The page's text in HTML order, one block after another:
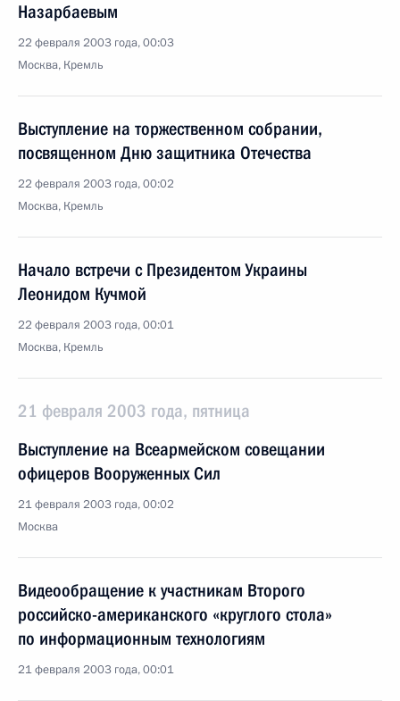
Назарбаевым
22 февраля 2003 года, 00:03
Москва, Кремль
Выступление на торжественном собрании,
посвященном Дню защитника Отечества
22 февраля 2003 года, 00:02
Москва, Кремль
Начало встречи с Президентом Украины
Леонидом Кучмой
22 февраля 2003 года, 00:01
Москва, Кремль
21 февраля 2003 года, пятница
Выступление на Всеармейском совещании
офицеров Вооруженных Сил
21 февраля 2003 года, 00:02
Москва
Видеообращение к участникам Второго
российско-американского «круглого стола»
по информационным технологиям
21 февраля 2003 года, 00:01